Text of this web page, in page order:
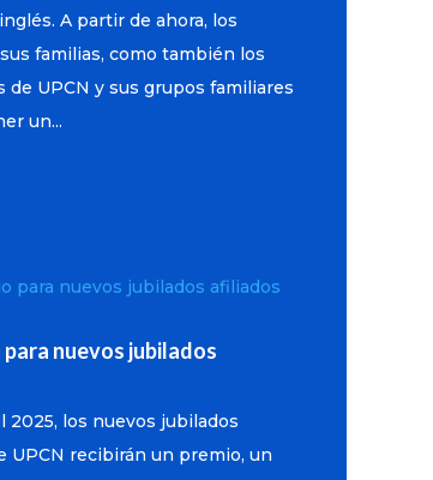
A partir de ahora, los
familias, como también los
de UPCN y sus grupos familiares
un...
nuevos jubilados
2025, los nuevos jubilados
UPCN recibirán un premio, un